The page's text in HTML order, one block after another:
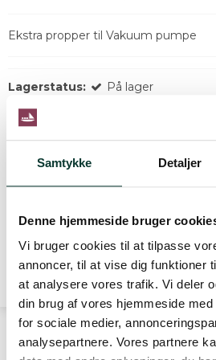
Samtykke Detaljer
Denne hjemmeside bruger
Vi bruger cookies til at tilpasse
annoncer, til at vise dig funktioner
at analysere vores trafik. Vi deler
din brug af vores hjemmeside
for sociale medier,
analysepartnere. Vores partnere
Ekstra propper til Vakuum pumpe
Lagerstatus: På lager
Beskrivelse
Ekstra propper til
Vakuum pumpe
Prisen er pr styk